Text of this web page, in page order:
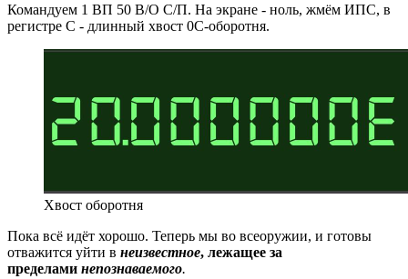
Командуем 1 ВП 50 В/О С/П. На экране - ноль, жмём ИПС, в
регистре С - длинный хвост 0С-оборотня.
Хвост оборотня
Пока всё идёт хорошо. Теперь мы во всеоружии, и готовы
отважится уйти в неизвестное, лежащее за
пределами непознаваемого.